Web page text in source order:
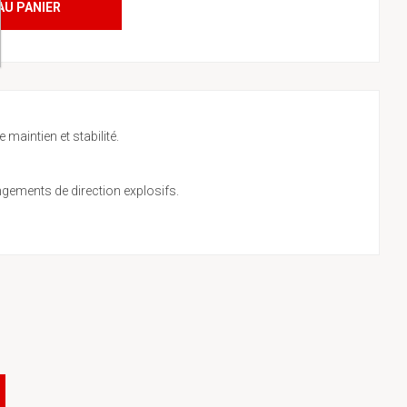
PANIER
maintien et stabilité.
de direction explosifs.